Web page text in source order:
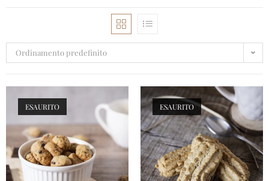
Ordinamento predefinito
ESAURITO ESAURITO